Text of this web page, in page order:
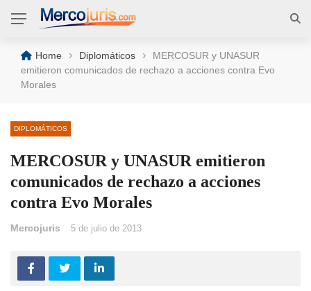
Home › Diplomáticos ›
MERCOSUR y UNASUR
emitieron comunicados de rechazo a acciones contra Evo
Morales
DIPLOMÁTICOS
MERCOSUR y UNASUR emitieron
comunicados de rechazo a acciones
contra Evo Morales
Mercojuris 5 de julio de 2013